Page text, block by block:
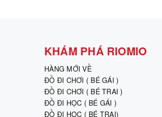
KHÁM PHÁ RIOMIO
HÀNG MỚI VỀ
ĐỒ ĐI CHƠI ( BÉ GÁI )
ĐỒ ĐI CHƠI ( BÉ TRAI )
ĐỒ ĐI HỌC ( BÉ GÁI )
ĐỒ ĐI HỌC ( BÉ TRAI)